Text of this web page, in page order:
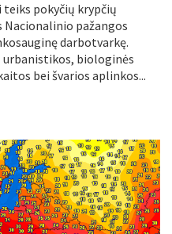
pokyčių krypčių
Nacionalinio pažangos
darbotvarkę.
biologinės
bei švarios aplinkos...